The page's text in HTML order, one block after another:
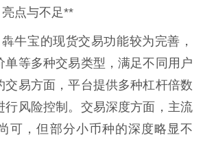
点与不足**
牛宝的现货交易功能较为完善，
单等多种交易类型，满足不同用户
交易方面，平台提供多种杠杆倍数
行风险控制。交易深度方面，主流
可，但部分小币种的深度略显不